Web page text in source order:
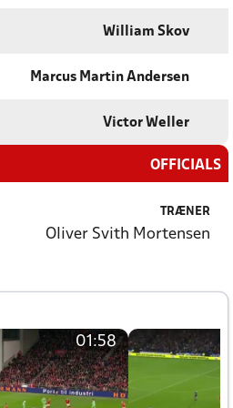
William Skov
Marcus Martin Andersen
Victor Weller
OFFICIALS
TRÆNER
Oliver Svith Mortensen
01:58